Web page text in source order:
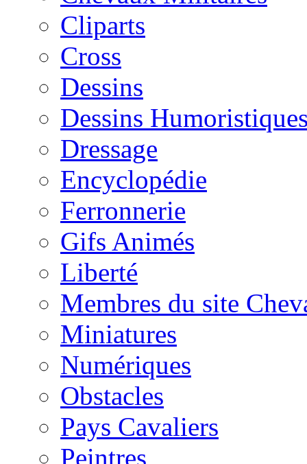
Cliparts
Cross
Dessins
Dessins
Dressage
Encyclopédie
Ferronnerie
Gifs Animés
Liberté
Membres du site
Miniatures
Numériques
Obstacles
Pays Cavaliers
Peintres